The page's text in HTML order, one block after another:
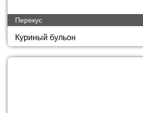
Куриный бульон
Перекус